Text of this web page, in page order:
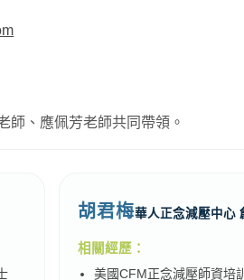
師、應佩芳老師共同帶領。
胡君梅華人正念減壓中心
相關經歷：
美國CFM正念減壓師資培